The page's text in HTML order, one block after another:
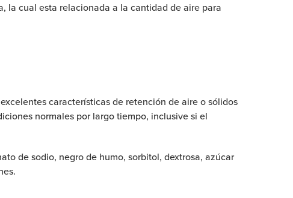
la cual esta relacionada a la cantidad de aire para
características de retención de aire o sólidos
normales por largo tiempo, inclusive si el
de sodio, negro de humo, sorbitol, dextrosa, azúcar